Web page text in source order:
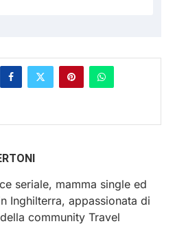
seriale, mamma single ed
Inghilterra, appassionata di
community Travel